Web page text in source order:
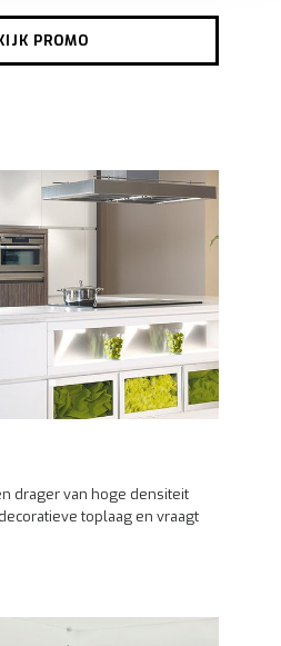
PROMO
drager van hoge densiteit
toplaag en vraagt